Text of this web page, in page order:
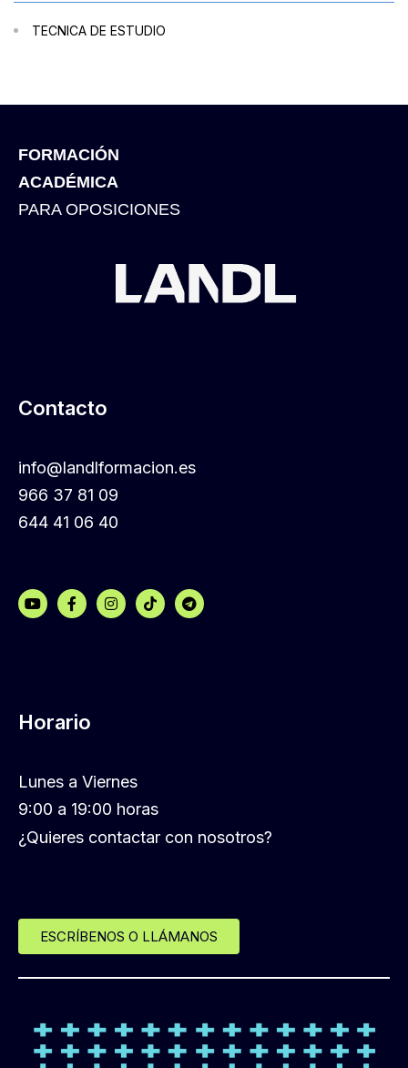
TECNICA DE ESTUDIO
FORMACIÓN
ACADÉMICA
PARA OPOSICIONES
Contacto
info@landlformacion.es
966 37 81 09
644 41 06 40
Horario
Lunes a Viernes
9:00 a 19:00 horas
¿Quieres contactar con nosotros?
ESCRÍBENOS O LLÁMANOS